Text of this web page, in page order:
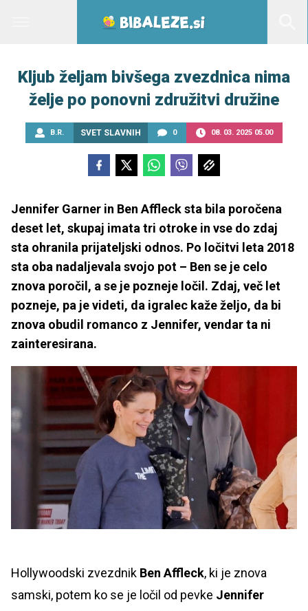
Kljub željam bivšega zvezdnica nima
želje po ponovni združitvi družine
B.R. SVET SLAVNIH 0 08. 03. 2025 05.00
Jennifer Garner in Ben Affleck sta bila poročena
deset let, skupaj imata tri otroke in vse do zdaj
sta ohranila prijateljski odnos. Po ločitvi leta 2018
sta oba nadaljevala svojo pot – Ben se je celo
znova poročil, a se je pozneje ločil. Zdaj, več let
pozneje, pa je videti, da igralec kaže željo, da bi
znova obudil romanco z Jennifer, vendar ta ni
zainteresirana.
Hollywoodski zvezdnik Ben Affleck, ki je znova
samski, potem ko se je ločil od pevke Jennifer